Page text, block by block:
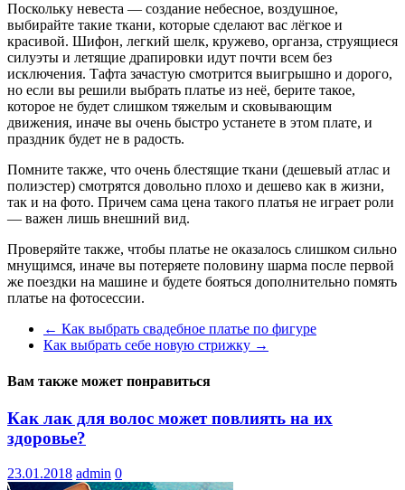
Поскольку невеста — создание небесное, воздушное,
выбирайте такие ткани, которые сделают вас лёгкое и
красивой. Шифон, легкий шелк, кружево, органза, струящиеся
силуэты и летящие драпировки идут почти всем без
исключения. Тафта зачастую смотрится выигрышно и дорого,
но если вы решили выбрать платье из неё, берите такое,
которое не будет слишком тяжелым и сковывающим
движения, иначе вы очень быстро устанете в этом плате, и
праздник будет не в радость.
Помните также, что очень блестящие ткани (дешевый атлас и
полиэстер) смотрятся довольно плохо и дешево как в жизни,
так и на фото. Причем сама цена такого платья не играет роли
— важен лишь внешний вид.
Проверяйте также, чтобы платье не оказалось слишком сильно
мнущимся, иначе вы потеряете половину шарма после первой
же поездки на машине и будете бояться дополнительно помять
платье на фотосессии.
← Как выбрать свадебное платье по фигуре
Как выбрать себе новую стрижку →
Вам также может понравиться
Как лак для волос может повлиять на их
здоровье?
23.01.2018 admin 0